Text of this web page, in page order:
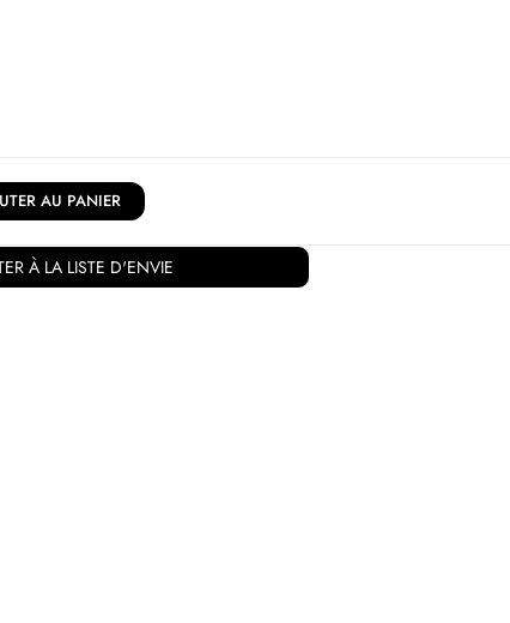
AU PANIER
À LA LISTE D'ENVIE